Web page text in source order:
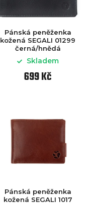
Pánská peněženka
kožená SEGALI 01299
černá/hnědá
Skladem
699 Kč
Pánská peněženka
kožená SEGALI 1017